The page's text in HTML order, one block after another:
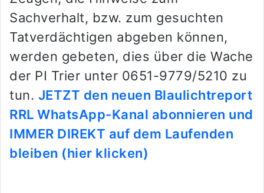
Sachverhalt, bzw. zum gesuchten
Tatverdächtigen abgeben können,
werden gebeten, dies über die Wache
der PI Trier unter 0651-9779/5210 zu
tun. JETZT den neuen Blaulichtreport
RRL WhatsApp-Kanal abonnieren und
IMMER DIREKT auf dem Laufenden
bleiben (hier klicken)